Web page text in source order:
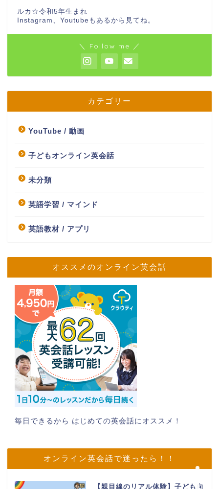
ルカ☆令和5年生まれ
Instagram、Youtubeもあるから見てね。
＼ Follow me ／
カテゴリー
YouTube / 動画
子どもオンライン英会話
未分類
英語学習 / マインド
英語教材 / アプリ
オススメのオンライン英会話
毎日できるから はじめての英会話にオススメ！
オンライン英会話で迷ったら！！
【親目線のリアル体験】子ども向
ホーム
プロフィール
お問い合わせ